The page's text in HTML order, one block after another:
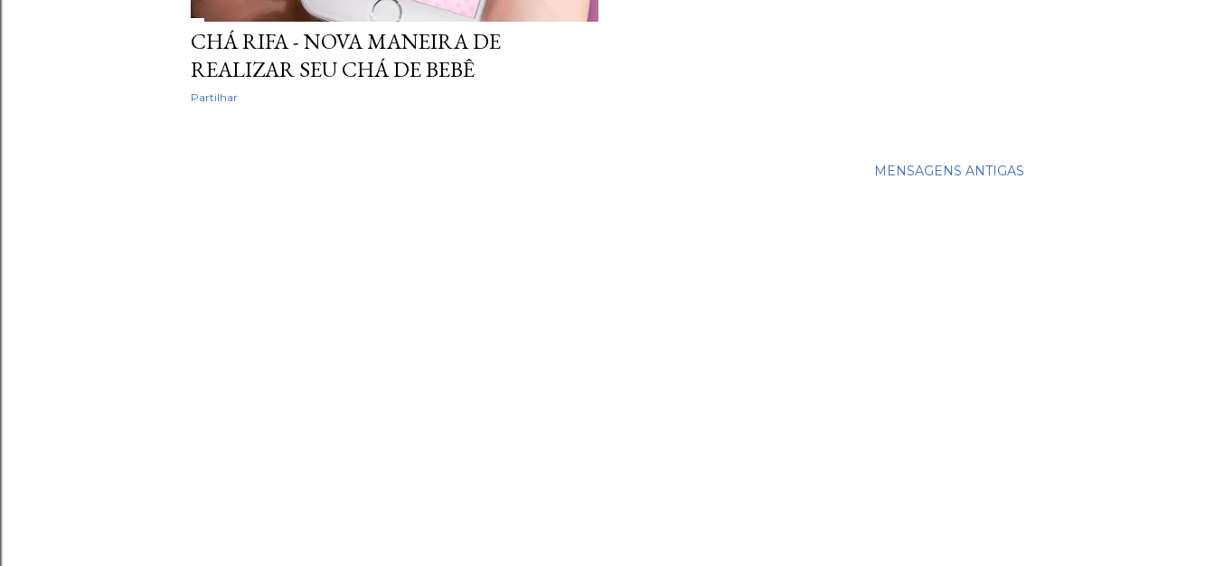
CHÁ RIFA - NOVA MANEIRA DE
REALIZAR SEU CHÁ DE BEBÊ
Partilhar
MENSAGENS ANTIGAS